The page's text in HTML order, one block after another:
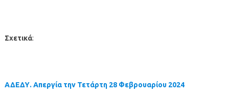
Σχετικά:
ΑΔΕΔΥ. Απεργία την Τετάρτη 28 Φεβρουαρίου 2024